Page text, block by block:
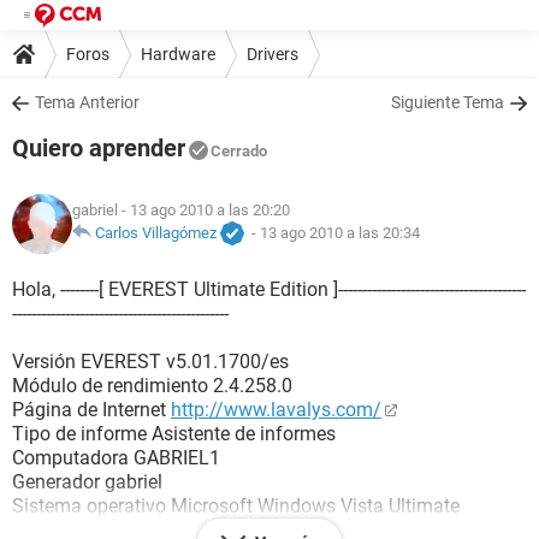
Foros Hardware Drivers
Tema Anterior Siguiente Tema
Quiero aprender Cerrado
gabriel - 13 ago 2010 a las 20:20
Carlos Villagómez
- 13 ago 2010 a las 20:34
Hola, --------[ EVEREST Ultimate Edition ]---------------------------------------
---------------------------------------------
Versión EVEREST v5.01.1700/es
Módulo de rendimiento 2.4.258.0
Página de Internet http://www.lavalys.com/
Tipo de informe Asistente de informes
Computadora GABRIEL1
Generador gabriel
Sistema operativo Microsoft Windows Vista Ultimate